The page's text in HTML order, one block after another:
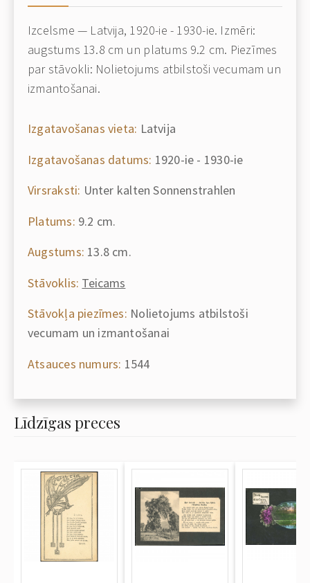
Izcelsme — Latvija, 1920-ie - 1930-ie. Izmēri:
augstums 13.8 cm un platums 9.2 cm. Piezīmes
par stāvokli: Nolietojums atbilstoši vecumam un
izmantošanai.
Izgatavošanas vieta: Latvija
Izgatavošanas datums: 1920-ie - 1930-ie
Virsraksti: Unter kalten Sonnenstrahlen
Platums: 9.2 cm.
Augstums: 13.8 cm.
Stāvoklis: Teicams
Stāvokļa piezīmes: Nolietojums atbilstoši
vecumam un izmantošanai
Atsauces numurs: 1544
Līdzīgas preces